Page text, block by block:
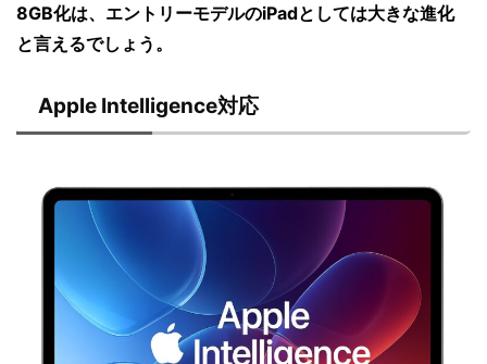
8GB化は、エントリーモデルのiPadとしては大きな進化
と言えるでしょう。
Apple Intelligence対応